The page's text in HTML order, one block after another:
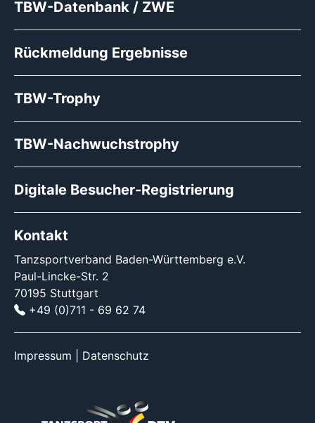
TBW-Datenbank / ZWE
Rückmeldung Ergebnisse
TBW-Trophy
TBW-Nachwuchstrophy
Digitale Besucher-Registrierung
Kontakt
Tanzsportverband Baden-Württemberg e.V.
Paul-Lincke-Str. 2
70195 Stuttgart
+49 (0)711 - 69 62 74
Impressum Datenschutz